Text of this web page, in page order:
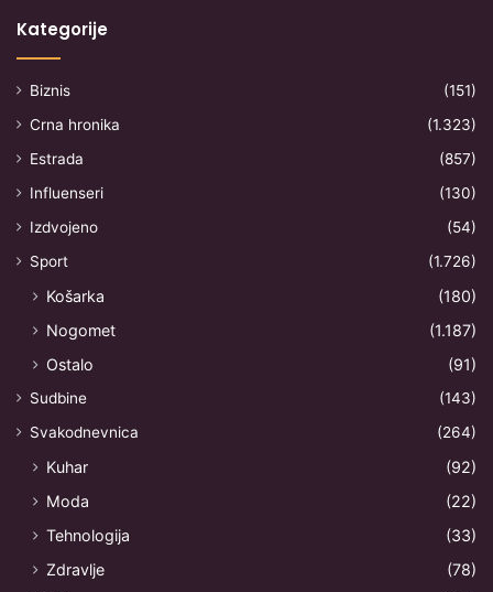
Kategorije
Biznis
(151)
Crna hronika
(1.323)
Estrada
(857)
Influenseri
(130)
Izdvojeno
(54)
Sport
(1.726)
Košarka
(180)
Nogomet
(1.187)
Ostalo
(91)
Sudbine
(143)
Svakodnevnica
(264)
Kuhar
(92)
Moda
(22)
Tehnologija
(33)
Zdravlje
(78)